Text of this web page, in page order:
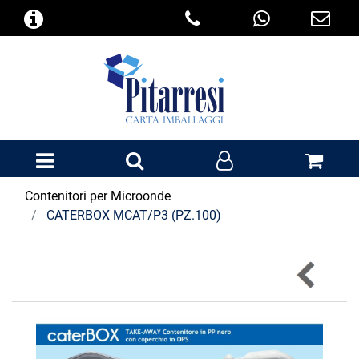
Open menu
Contenitori per Microonde
CATERBOX MCAT/P3 (PZ.100)